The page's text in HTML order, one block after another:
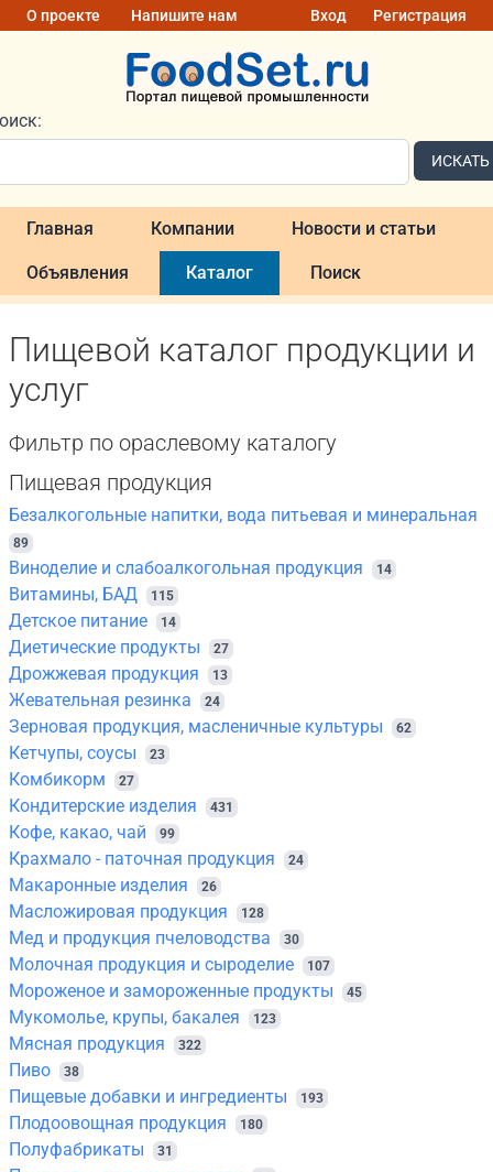
О проекте Напишите нам Вход Регистрация
ИСКАТЬ
Главная Компании Новости и статьи
Объявления Каталог Поиск
Пищевой каталог продукции и
услуг
Фильтр по ораслевому каталогу
Пищевая продукция
Безалкогольные напитки, вода питьевая и минеральная
89
Виноделие и слабоалкогольная продукция 14
Витамины, БАД 115
Детское питание 14
Диетические продукты 27
Дрожжевая продукция 13
Жевательная резинка 24
Зерновая продукция, масленичные культуры 62
Кетчупы, соусы 23
Комбикорм 27
Кондитерские изделия 431
Кофе, какао, чай 99
Крахмало - паточная продукция 24
Макаронные изделия 26
Масложировая продукция 128
Мед и продукция пчеловодства 30
Молочная продукция и сыроделие 107
Мороженое и замороженные продукты 45
Мукомолье, крупы, бакалея 123
Мясная продукция 322
Пиво 38
Пищевые добавки и ингредиенты 193
Плодоовощная продукция 180
Полуфабрикаты 31